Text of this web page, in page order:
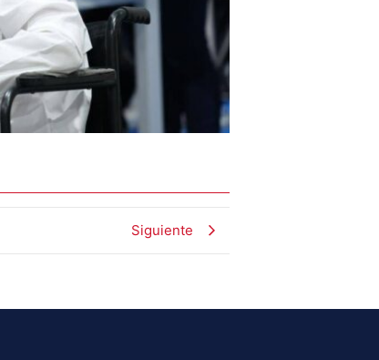
Siguiente